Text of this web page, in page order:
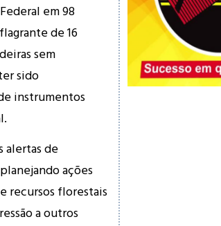
em 98
de 16
sem
sido
instrumentos
alertas de
ações
recursos florestais
a outros